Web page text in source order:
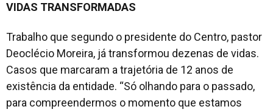
VIDAS TRANSFORMADAS
Trabalho que segundo o presidente do Centro, pastor
Deoclécio Moreira, já transformou dezenas de vidas.
Casos que marcaram a trajetória de 12 anos de
existência da entidade. “Só olhando para o passado,
para compreendermos o momento que estamos